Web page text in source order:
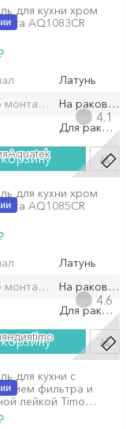
для кухни хром
AQ1083CR
Латунь
монтажа/установки
На
Для
Aquatek
4.1
для кухни хром
AQ1085CR
Латунь
монтажа/установки
На
Для
timo
4.6
для кухни с
фильтра и
лейкой Timo
17FL...